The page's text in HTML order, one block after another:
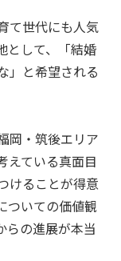
て世代にも人気
として、「結婚
」と希望される
岡・筑後エリア
えている真面目
けることが得意
ついての価値観
らの進展が本当